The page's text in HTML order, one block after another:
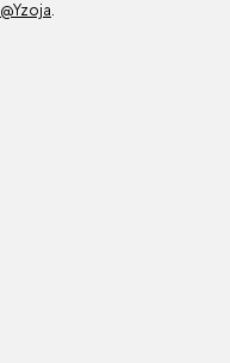
@Yzoja.